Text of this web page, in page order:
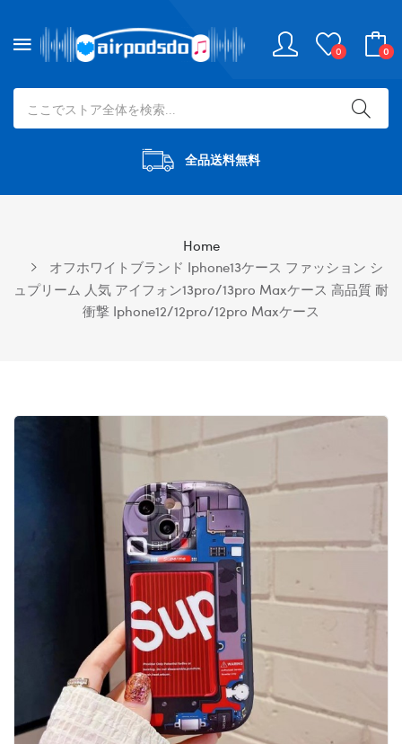
0 0
全品送料無料
Home
オフホワイトブランド Iphone13ケース ファッション シ
ュプリーム 人気 アイフォン13pro/13pro Maxケース 高品質 耐
衝撃 Iphone12/12pro/12pro Maxケース